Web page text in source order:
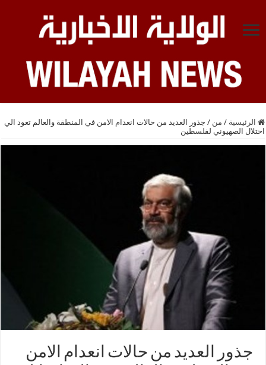
الرئيسية / من / جذور العديد من حالات انعدام الامن في المنطقة والعالم تعود الي
احتلال الصهيوني لفلسطين
جذور العديد من حالات انعدام الامن